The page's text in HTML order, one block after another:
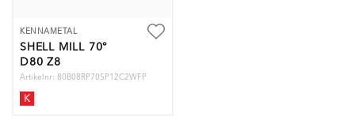
KENNAMETAL
SHELL MILL 70°
D80 Z8
Artikelnr: 80B08RP70SP12C2WFP
K